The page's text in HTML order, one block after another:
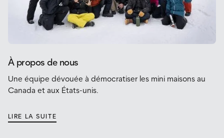
À propos de nous
Une équipe dévouée à démocratiser les mini maisons au
Canada et aux États-unis.
LIRE LA SUITE